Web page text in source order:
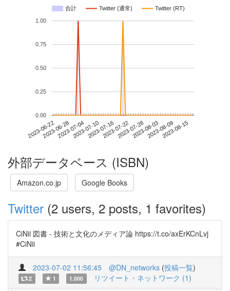
合計 Twitter (通常) Twitter (RT)
2023-06-222023-06-282023-07-042023-07-102023-07-162023-07-222023-07-282023-08-032023-08-092023-08-15
0.00
0.25
0.50
0.75
1.00
外部データベース (ISBN)
Amazon.co.jp Google Books
Twitter (2 users, 2 posts, 1 favorites)
CiNii 図書 - 技術と文化のメディア論 https://t.co/axErKCnLvj
#CiNii
2023-07-02 11:56:45 @DN_networks (投稿一覧)
2 1 1.000 リツイート・ネットワーク (1)